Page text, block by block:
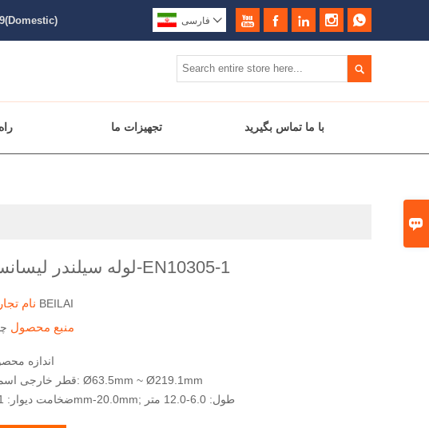

     فارسی 

تجهیزات ما با ما تماس بگیرید
لوله سیلندر لیسانس-EN10305-1
BEILAI
منبع محصول
اندازه
قطر خارجی اسمی: Ø63.5mm ~ Ø219.1mm
ضخامت دیوار: 7.1mm-20.0mm; طول: 6.0-12.0 متر